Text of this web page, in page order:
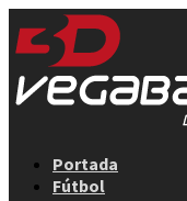
Portada
Fútbol